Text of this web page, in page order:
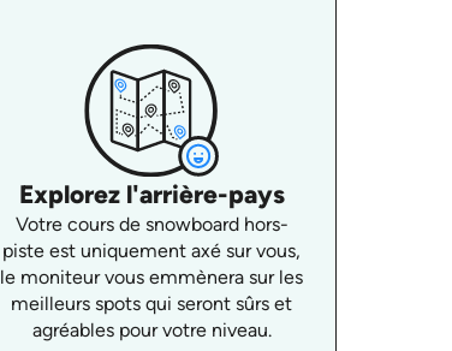
Explorez l'arrière-pays
Votre cours de snowboard hors-
piste est uniquement axé sur vous,
le moniteur vous emmènera sur les
meilleurs spots qui seront sûrs et
agréables pour votre niveau.